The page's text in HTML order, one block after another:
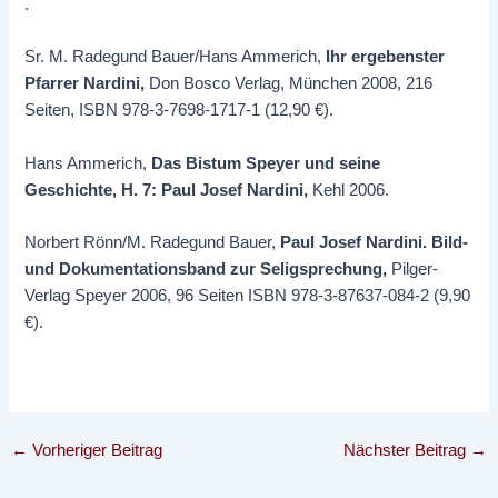
.
Sr. M. Radegund Bauer/Hans Ammerich,
Ihr ergebenster
Pfarrer Nardini, Don Bosco Verlag, München 2008, 216
Seiten, ISBN 978-3-7698-1717-1 (12,90 €).
Hans Ammerich, Das Bistum Speyer und seine
Geschichte, H. 7: Paul Josef Nardini, Kehl 2006.
Norbert Rönn/M. Radegund Bauer, Paul Josef Nardini. Bild-
und Dokumentationsband zur Seligsprechung, Pilger-
Verlag Speyer 2006, 96 Seiten ISBN 978-3-87637-084-2 (9,90
€).
← Vorheriger Beitrag Nächster Beitrag →